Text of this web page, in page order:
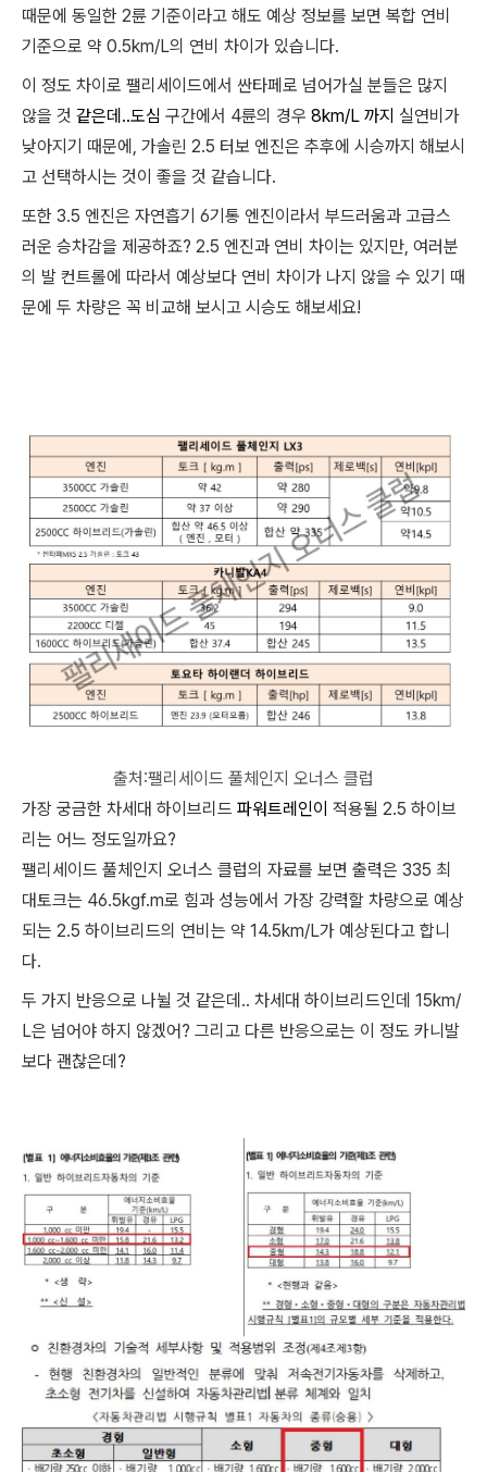
때문에 동일한 2륜 기준이라고 해도 예상 정보를 보면 복합 연비
기준으로 약 0.5km/L의 연비 차이가 있습니다.
이 정도 차이로 팰리세이드에서 싼타페로 넘어가실 분들은 많지
않을 것 같은데..도심 구간에서 4륜의 경우 8km/L 까지 실연비가
낮아지기 때문에, 가솔린 2.5 터보 엔진은 추후에 시승까지 해보시
고 선택하시는 것이 좋을 것 같습니다.
또한 3.5 엔진은 자연흡기 6기통 엔진이라서 부드러움과 고급스
러운 승차감을 제공하죠? 2.5 엔진과 연비 차이는 있지만, 여러분
의 발 컨트롤에 따라서 예상보다 연비 차이가 나지 않을 수 있기 때
문에 두 차량은 꼭 비교해 보시고 시승도 해보세요!
출처:팰리세이드 풀체인지 오너스 클럽
가장 궁금한 차세대 하이브리드 파워트레인이 적용될 2.5 하이브
리는 어느 정도일까요?
팰리세이드 풀체인지 오너스 클럽의 자료를 보면 출력은 335 최
대토크는 46.5kgf.m로 힘과 성능에서 가장 강력할 차량으로 예상
되는 2.5 하이브리드의 연비는 약 14.5km/L가 예상된다고 합니
다.
두 가지 반응으로 나뉠 것 같은데.. 차세대 하이브리드인데 15km/
L은 넘어야 하지 않겠어? 그리고 다른 반응으로는 이 정도 카니발
보다 괜찮은데?